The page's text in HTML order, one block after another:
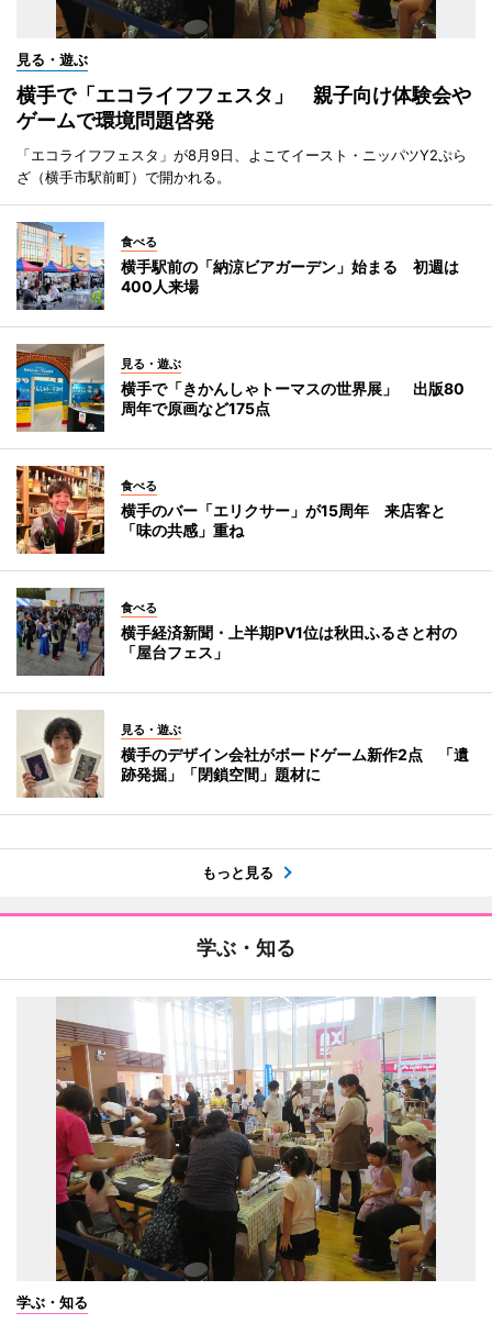
見る・遊ぶ
横手で「エコライフフェスタ」 親子向け体験会や
ゲームで環境問題啓発
「エコライフフェスタ」が8月9日、よこてイースト・ニッパツY2ぷら
ざ（横手市駅前町）で開かれる。
食べる
横手駅前の「納涼ビアガーデン」始まる 初週は
400人来場
見る・遊ぶ
横手で「きかんしゃトーマスの世界展」 出版80
周年で原画など175点
食べる
横手のバー「エリクサー」が15周年 来店客と
「味の共感」重ね
食べる
横手経済新聞・上半期PV1位は秋田ふるさと村の
「屋台フェス」
見る・遊ぶ
横手のデザイン会社がボードゲーム新作2点 「遺
跡発掘」「閉鎖空間」題材に
もっと見る
学ぶ・知る
学ぶ・知る